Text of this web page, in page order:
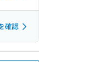
確認